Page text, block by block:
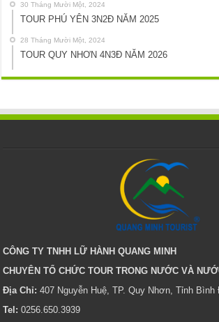
30 Tháng Mười Một, 2024
TOUR PHÚ YÊN 3N2Đ NĂM 2025
28 Tháng Mười Một, 2024
TOUR QUY NHƠN 4N3Đ NĂM 2026
CÔNG TY TNHH LỮ HÀNH QUANG MINH
CHUYÊN TỔ CHỨC TOUR TRONG NƯỚC VÀ
Địa Chỉ: 407 Nguyễn Huệ, TP. Quy Nhơn, Tỉnh Bình
Tel: 0256.650.3939